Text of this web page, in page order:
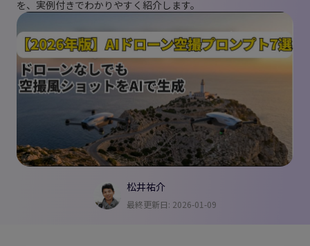
を、実例付きでわかりやすく紹介します。
松井祐介
最終更新日: 2026-01-09